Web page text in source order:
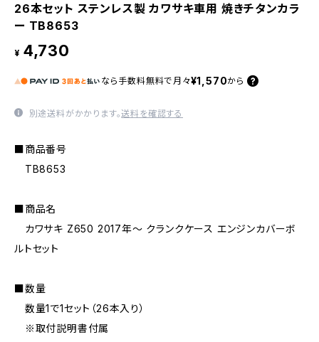
26本セット ステンレス製 カワサキ車用 焼きチタンカラ
ー TB8653
¥ 4,730
なら 手数料無料で 月々¥1,570から
別途送料がかかります。送料を確認する
■商品番号
TB8653
■商品名
カワサキ Z650 2017年〜 クランクケース エンジンカバーボ
ルトセット
■数量
数量1で1セット（26本入り）
※取付説明書付属